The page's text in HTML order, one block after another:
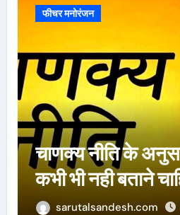
फीचर मनोरंजन
ऐसे 100 बार मरूंगी,
बची लाखों महिलाओं
पांडेय
sarutalsandesh.com